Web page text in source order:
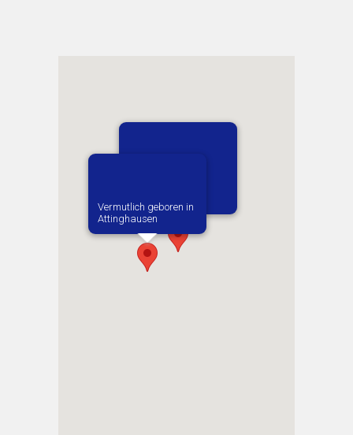
Vermutlich geboren in
Attinghausen